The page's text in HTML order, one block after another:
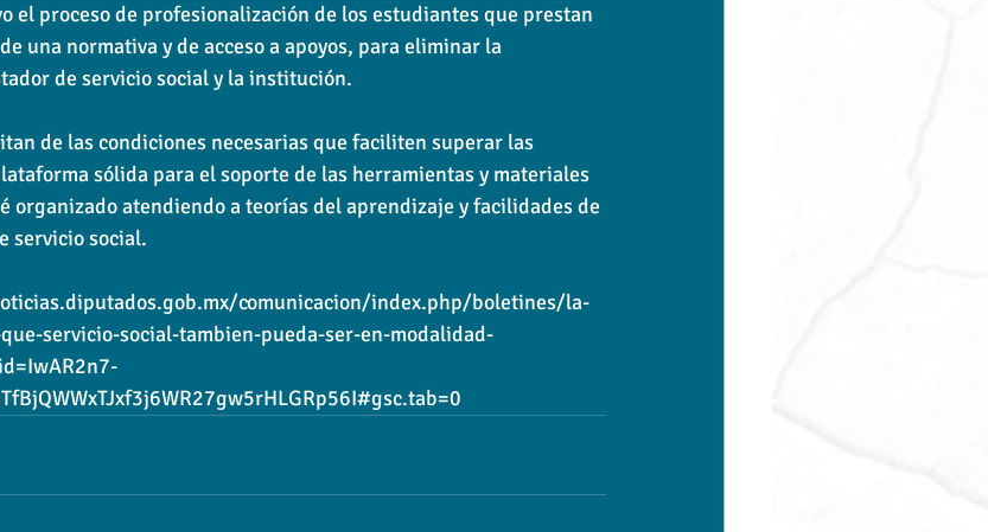
el proceso de profesionalización de los estudiantes que prestan
una normativa y de acceso a apoyos, para eliminar la
de servicio social y la institución.
de las condiciones necesarias que faciliten superar las
sólida para el soporte de las herramientas y materiales
organizado atendiendo a teorías del aprendizaje y facilidades de
servicio social.
comunicacion/index.php/boletines/la-
servicio-social-tambien-pueda-ser-en-modalidad-